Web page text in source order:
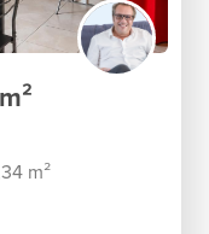
m²